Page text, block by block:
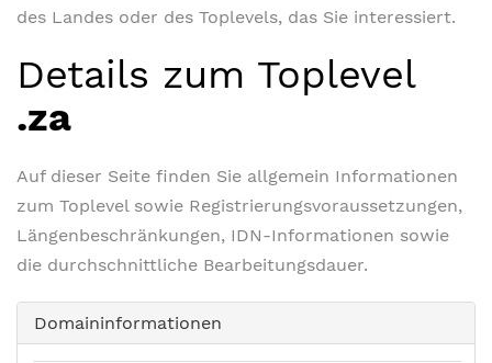
des Landes oder des Toplevels, das Sie interessiert.
Details zum Toplevel
.za
Auf dieser Seite finden Sie allgemein Informationen
zum Toplevel sowie Registrierungsvoraussetzungen,
Längenbeschränkungen, IDN-Informationen sowie
die durchschnittliche Bearbeitungsdauer.
Domaininformationen